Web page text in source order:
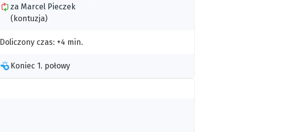
za Marcel Pieczek
(kontuzja)
Doliczony czas: +4 min.
Koniec 1. połowy